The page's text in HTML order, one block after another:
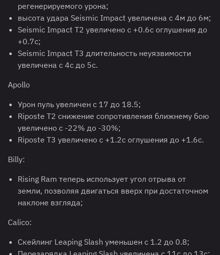
регенерируемого урона;
высота удара Seismic Impact увеличена с 4м до 6м;
Seismic Impact T2 увеличено с +0.6с оглушения до
+0.7с;
Seismic Impact T3 длительность неуязвимости
увеличена с 4с до 5с.
Apollo
Урон пуль увеличен с 17 до 18.5;
Riposte T2 снижение сопротивления ближнему бою
увеличено с -22% до -30%;
Riposte T3 увеличено с +1.2с оглушения до +1.6с.
Billy:
Rising Ram теперь использует угол отрыва от
земли, позволяя двигаться вверх при достаточном
наклоне взгляда;
Calico:
Скейлинг Leaping Slash уменьшен с 1.2 до 0.8;